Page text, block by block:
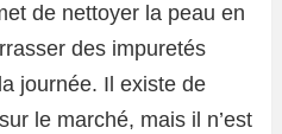
de nettoyer la peau en
des impuretés
journée. Il existe de
le marché, mais il n’est